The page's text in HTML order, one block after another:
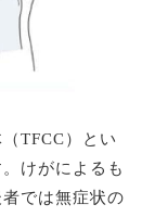
TFCC）とい
けがによるも
では無症状の